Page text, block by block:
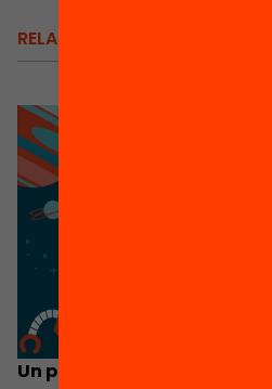
RELACIONATS
Un passaport cap a